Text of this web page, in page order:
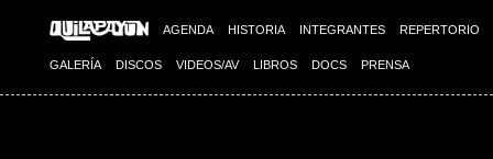
AGENDA HISTORIA INTEGRANTES REPERTORIO
GALERÍA DISCOS VIDEOS/AV LIBROS DOCS PRENSA